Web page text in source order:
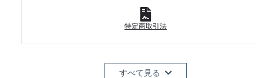
特定商取引法
すべて見る